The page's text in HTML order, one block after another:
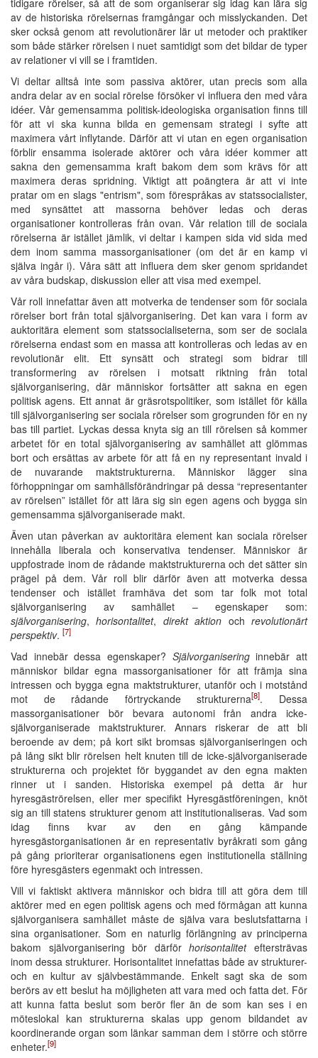
av de historiska rörelsernas framgångar och misslyckanden. Det
sker också genom att revolutionärer lär ut metoder och praktiker
som både stärker rörelsen i nuet samtidigt som det bildar de typer
av relationer vi vill se i framtiden.
Vi deltar alltså inte som passiva aktörer, utan precis som alla
andra delar av en social rörelse försöker vi influera den med våra
idéer. Vår gemensamma politisk-ideologiska organisation finns till
för att vi ska kunna bilda en gemensam strategi i syfte att
maximera vårt inflytande. Därför att vi utan en egen organisation
förblir ensamma isolerade aktörer och våra idéer kommer att
sakna den gemensamma kraft bakom dem som krävs för att
maximera deras spridning. Viktigt att poängtera är att vi inte
pratar om en slags "entrism", som förespråkas av statssocialister,
med synsättet att massorna behöver ledas och deras
organisationer kontrolleras från ovan. Vår relation till de sociala
rörelserna är istället jämlik, vi deltar i kampen sida vid sida med
dem inom samma massorganisationer (om det är en kamp vi
själva ingår i). Våra sätt att influera dem sker genom spridandet
av våra budskap, diskussion eller att visa med exempel.
Vår roll innefattar även att motverka de tendenser som för sociala
rörelser bort från total självorganisering. Det kan vara i form av
auktoritära element som statssocialiseterna, som ser de sociala
rörelserna endast som en massa att kontrolleras och ledas av en
revolutionär elit. Ett synsätt och strategi som bidrar till
transformering av rörelsen i motsatt riktning från total
självorganisering, där människor fortsätter att sakna en egen
politisk agens. Ett annat är gräsrotspolitiker, som istället för källa
till självorganisering ser sociala rörelser som grogrunden för en ny
bas till partiet. Lyckas dessa knyta sig an till rörelsen så kommer
arbetet för en total självorganisering av samhället att glömmas
bort och ersättas av arbete för att få en ny representant invald i
de nuvarande maktstrukturerna. Människor lägger sina
förhoppningar om samhällsförändringar på dessa “representanter
av rörelsen” istället för att lära sig sin egen agens och bygga sin
gemensamma självorganiserade makt.
Även utan påverkan av auktoritära element kan sociala rörelser
innehålla liberala och konservativa tendenser. Människor är
uppfostrade inom de rådande maktstrukturerna och det sätter sin
prägel på dem. Vår roll blir därför även att motverka dessa
tendenser och istället framhäva det som tar folk mot total
självorganisering av samhället – egenskaper som:
självorganisering,horisontalitet, direkt aktion ochrevolutionärt
perspektiv. [7]
Vad innebär dessa egenskaper? Självorganiseringinnebär att
människor bildar egna massorganisationer för att främja sina
intressen och bygga egna maktstrukturer, utanför och i motstånd
mot de rådande förtryckande strukturerna[8]. Dessa
massorganisationer bör bevara autonomi från andra icke-
självorganiserade maktstrukturer. Annars riskerar de att bli
beroende av dem; på kort sikt bromsas självorganiseringen och
på lång sikt blir rörelsen helt knuten till de icke-självorganiserade
strukturerna och projektet för byggandet av den egna makten
rinner ut i sanden. Historiska exempel på detta är hur
hyresgäströrelsen, eller mer specifikt Hyresgästföreningen, knöt
sig an till statens strukturer genom att institutionaliseras. Vad som
idag finns kvar av den en gång kämpande
hyresgästorganisationen är en representativ byråkrati som gång
på gång prioriterar organisationens egen institutionella ställning
före hyresgästers egenmakt och intressen.
Vill vi faktiskt aktivera människor och bidra till att göra dem till
aktörer med en egen politisk agens och med förmågan att kunna
självorganisera samhället måste de själva vara beslutsfattarna i
sina organisationer. Som en naturlig förlängning av principerna
bakom självorganisering bör därförhorisontaliteteftersträvas
inom dessa strukturer. Horisontalitet innefattas både av strukturer-
och en kultur av självbestämmande. Enkelt sagt ska de som
berörs av ett beslut ha möjligheten att vara med och fatta det. För
att kunna fatta beslut som berör fler än de som kan ses i en
möteslokal kan strukturerna skalas upp genom bildandet av
koordinerande organ som länkar samman dem i större och större
enheter.[9]